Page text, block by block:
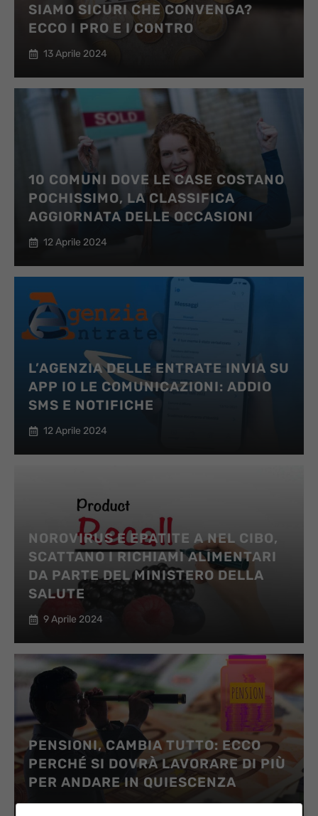
SIAMO SICURI CHE CONVENGA?
ECCO I PRO E I CONTRO
13 Aprile 2024
10 COMUNI DOVE LE CASE COSTANO
POCHISSIMO, LA CLASSIFICA
AGGIORNATA DELLE OCCASIONI
12 Aprile 2024
L’AGENZIA DELLE ENTRATE INVIA SU
APP IO LE COMUNICAZIONI: ADDIO
SMS E NOTIFICHE
12 Aprile 2024
NOROVIRUS E EPATITE A NEL CIBO,
SCATTANO I RICHIAMI ALIMENTARI
DA PARTE DEL MINISTERO DELLA
SALUTE
9 Aprile 2024
PENSIONI, CAMBIA TUTTO: ECCO
PERCHÉ SI DOVRÀ LAVORARE DI PIÙ
PER ANDARE IN QUIESCENZA
9 Aprile 2024